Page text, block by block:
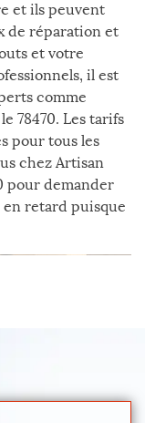
et ils peuvent
de réparation et
et votre
il est
comme
78470. Les tarifs
pour tous les
chez Artisan
pour demander
en retard puisque